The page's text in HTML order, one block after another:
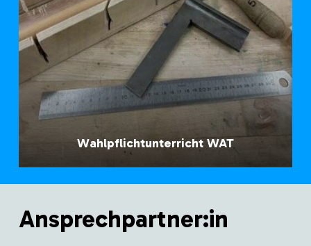
Wahlpflichtunterricht WAT
Ansprechpartner:in